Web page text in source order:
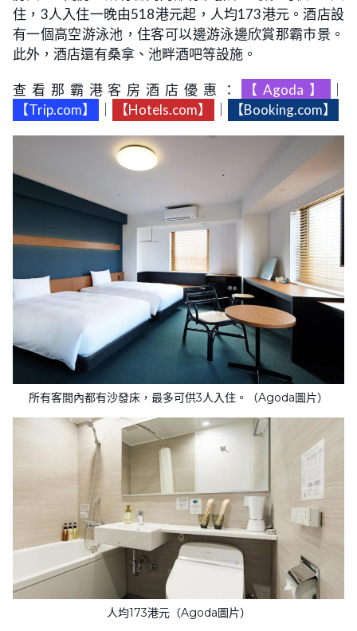
住，3人入住一晚由518港元起，人均173港元。酒店設
有一個高空游泳池，住客可以邊游泳邊欣賞那霸市景。
此外，酒店還有桑拿、池畔酒吧等設施。
查看那霸港客房酒店優惠： 【Agoda】
【Trip.com】
【Hotels.com】 【Booking.com】
所有客間內都有沙發床，最多可供3人入住。（Agoda圖片）
人均173港元（Agoda圖片）